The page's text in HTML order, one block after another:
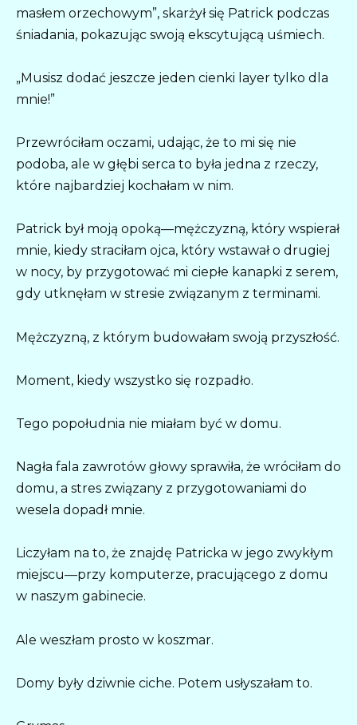
masłem orzechowym”, skarżył się Patrick podczas
śniadania, pokazując swoją ekscytującą uśmiech.
„Musisz dodać jeszcze jeden cienki layer tylko dla
mnie!”
Przewróciłam oczami, udając, że to mi się nie
podoba, ale w głębi serca to była jedna z rzeczy,
które najbardziej kochałam w nim.
Patrick był moją opoką—mężczyzną, który wspierał
mnie, kiedy straciłam ojca, który wstawał o drugiej
w nocy, by przygotować mi ciepłe kanapki z serem,
gdy utknęłam w stresie związanym z terminami.
Mężczyzną, z którym budowałam swoją przyszłość.
Moment, kiedy wszystko się rozpadło.
Tego popołudnia nie miałam być w domu.
Nagła fala zawrotów głowy sprawiła, że wróciłam do
domu, a stres związany z przygotowaniami do
wesela dopadł mnie.
Liczyłam na to, że znajdę Patricka w jego zwykłym
miejscu—przy komputerze, pracującego z domu
w naszym gabinecie.
Ale weszłam prosto w koszmar.
Domy były dziwnie ciche. Potem usłyszałam to.